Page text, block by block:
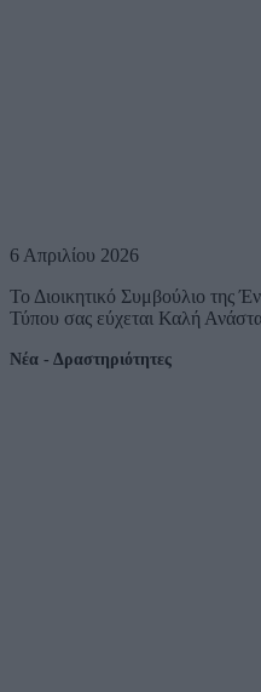
6 Απριλίου 2026
Το Διοικητικό Συμβούλιο της
Τύπου σας εύχεται Καλή
Νέα - Δραστηριότητες